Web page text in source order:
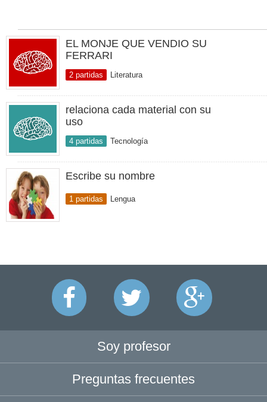
EL MONJE QUE VENDIO SU
FERRARI
2 partidas Literatura
relaciona cada material con su
uso
4 partidas Tecnología
Escribe su nombre
1 partidas Lengua
Soy profesor
Preguntas frecuentes